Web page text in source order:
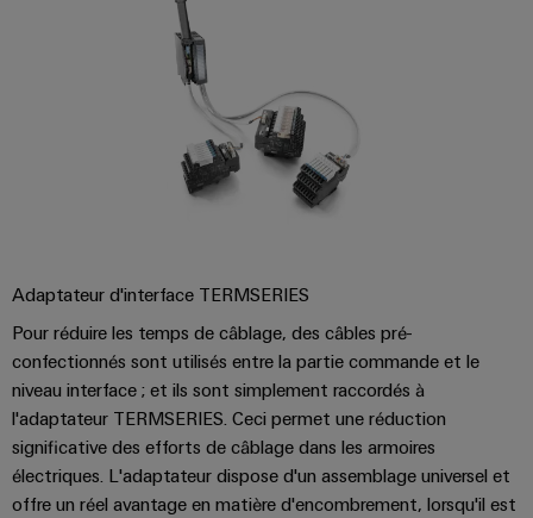
Adaptateur d'interface TERMSERIES
Pour réduire les temps de câblage, des câbles pré-
confectionnés sont utilisés entre la partie commande et le
niveau interface ; et ils sont simplement raccordés à
l'adaptateur TERMSERIES. Ceci permet une réduction
significative des efforts de câblage dans les armoires
électriques. L'adaptateur dispose d'un assemblage universel et
offre un réel avantage en matière d'encombrement, lorsqu'il est